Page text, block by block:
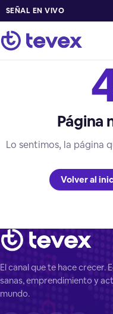
SEÑAL EN VIVO
Página
Lo sentimos, la página
Volver al
El canal que te hace crecer.
sanas, emprendimiento y
mundo.